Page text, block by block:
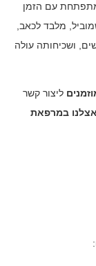
עם הזמן
מלבד לכאב,
ושכיחותה עולה
ליצור קשר
אצלנו במרפאת